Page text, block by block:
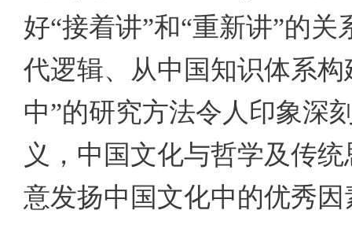
好“接着讲”和“重新讲”的
代逻辑、从中国知识体系
中”的研究方法令人印象深
义，中国文化与哲学及传
意发扬中国文化中的优秀